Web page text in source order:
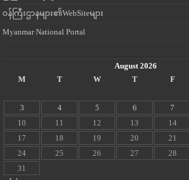
ဝန်ကြီးဌာနများ၏WebSiteများ
Myanmar National Portal
August 2026
M
T W T F
3
4 5 6 7
10
11 12 13 14
17
18 19 20 21
24
25 26 27 28
31